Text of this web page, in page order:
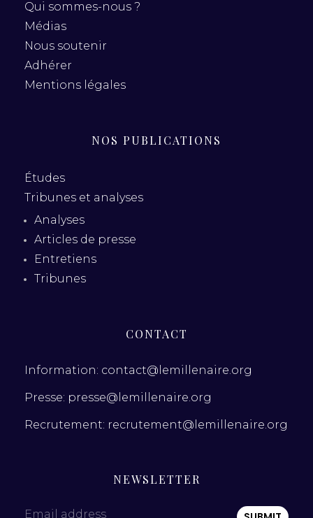
Qui sommes-nous ?
Médias
Nous soutenir
Adhérer
Mentions légales
NOS PUBLICATIONS
Études
Tribunes et analyses
Analyses
Articles de presse
Entretiens
Tribunes
CONTACT
Information: contact@lemillenaire.org
Presse: presse@lemillenaire.org
Recrutement: recrutement@lemillenaire.org
NEWSLETTER
Email address